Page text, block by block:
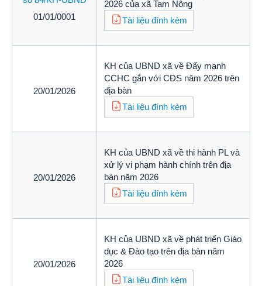
01/01/0001
2026 của xã Tam Nông
Tài liệu đính kèm
20/01/2026
KH của UBND xã về Đẩy mạnh
CCHC gắn với CĐS năm 2026 trên
địa bàn
Tài liệu đính kèm
20/01/2026
KH của UBND xã về thi hành PL và
xử lý vi phạm hành chính trên địa
bàn năm 2026
Tài liệu đính kèm
20/01/2026
KH của UBND xã về phát triển Giáo
dục & Đào tạo trên địa bàn năm
2026
Tài liệu đính kèm